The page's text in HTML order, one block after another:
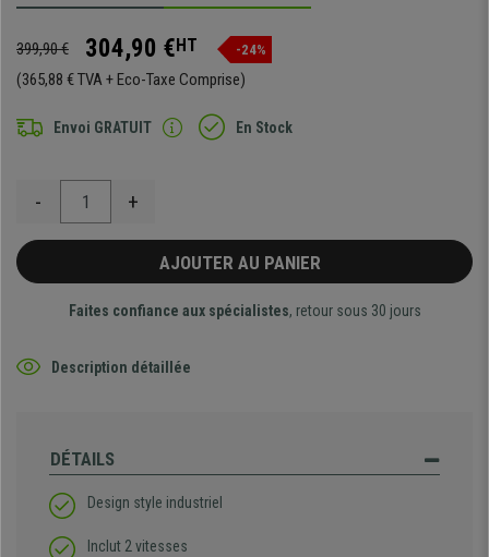
399,90 € 304,90 €HT -24%
(365,88 € TVA + Eco-Taxe Comprise)
Envoi GRATUIT En Stock
- +
AJOUTER AU PANIER
Faites confiance aux spécialistes, retour sous 30 jours
Description détaillée
DÉTAILS
Design style industriel
Inclut 2 vitesses